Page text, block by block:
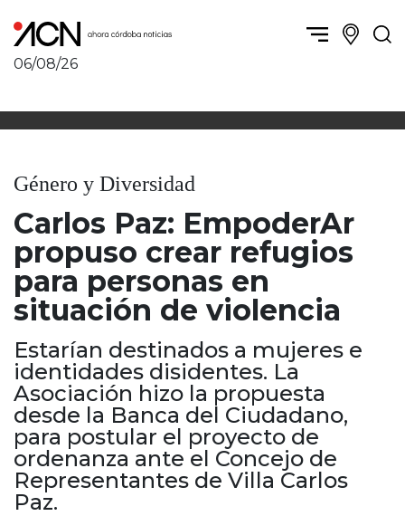
06/08/26
Política y Economía
Córdoba obrera
Córdoba, la Docta
Deportes
Córdoba diverse
Córdoba independiente
Nacionales
Humor
Córdoba, la ciudad
Villa María y zona
San Francisco y zona
Traslasierra
Punilla / Carlos Paz
Alta Gracia
Marcos Juárez
Río Primero
Valle de Calamuchita
Jesús María y norte
Cruz del Eje
Corredor de Ansenuza
La Carlota y zona
Laboulaye y sur
Género y Diversidad
Carlos Paz: EmpoderAr
propuso crear refugios
para personas en
situación de violencia
Estarían destinados a mujeres e
identidades disidentes. La
Asociación hizo la propuesta
desde la Banca del Ciudadano,
para postular el proyecto de
ordenanza ante el Concejo de
Representantes de Villa Carlos
Paz.